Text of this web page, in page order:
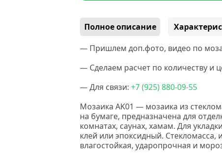
Полное описание
— Пришлем доп.фото, видео по
— Сделаем расчет по количеству и
— Для связи: +7(925) 880-09-55
Мозаика AK01 — мозаика из
на бумаге, предназначена для
комнатах, саунах, хамам. Для
клей или эпоксидный. Стекломасса,
влагостойкая, ударопрочная и